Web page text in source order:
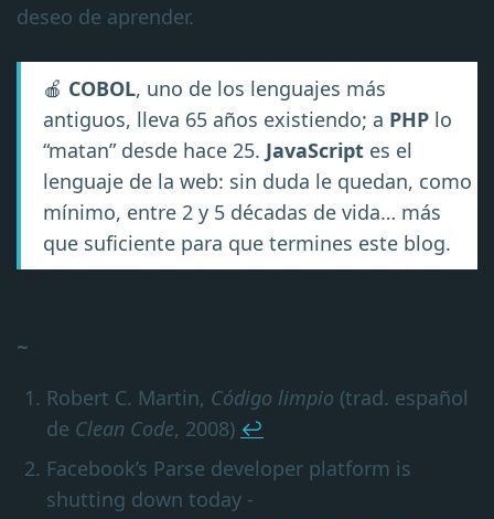
deseo de aprender.
🍎 COBOL, uno de los lenguajes más
antiguos, lleva 65 años existiendo; a PHP lo
“matan” desde hace 25. JavaScript es el
lenguaje de la web: sin duda le quedan, como
mínimo, entre 2 y 5 décadas de vida… más
que suficiente para que termines este blog.
Footnotes
Robert C. Martin, Código limpio (trad. español
de Clean Code, 2008) ↩
Facebook’s Parse developer platform is
shutting down today -